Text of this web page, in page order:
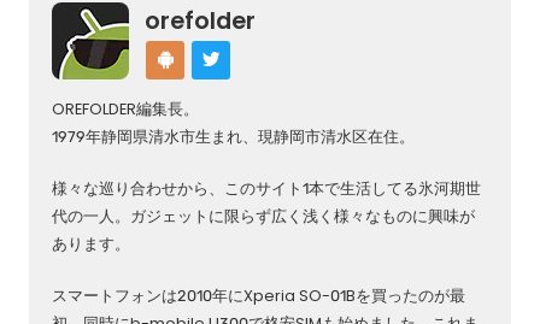
orefolder
OREFOLDER編集長。
1979年静岡県清水市生まれ、現静岡市清水区在住。
様々な巡り合わせから、このサイト1本で生活してる氷河期世
代の一人。ガジェットに限らず広く浅く様々なものに興味が
あります。
スマートフォンは2010年にXperia SO-01Bを買ったのが最